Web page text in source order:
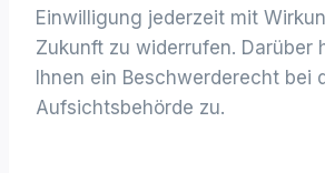
Einwilligung jederzeit mit
Zukunft zu widerrufen. Darüber
Ihnen ein Beschwerderecht bei
Aufsichtsbehörde zu.